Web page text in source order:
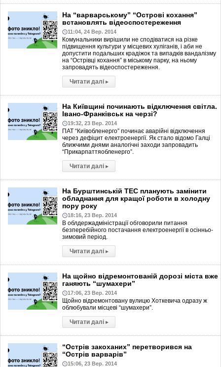
На “варварському” “Острові кохання”
встановлять відеоспостереження
11:04, 24 Вер. 2014
Комунальники вирішили не сподіватися на різке
підвищення культури у місцевих хуліганів, і аби не
допустити подальших крадіжок та випадків вандалізму
на “Острівці кохання” в міському парку, на ньому
запровадять відеоспостереження.
Читати далі ▸
На Київщині починають відключення світла.
Івано-Франківськ на черзі?
19:32, 23 Вер. 2014
ПАТ “Київобленерго” починає аварійні відключення
через дефіцит електроенергії. Як стало відомо Галці
ближчими днями аналогічні заходи запровадить
“Прикарпаттяобленерго”.
Читати далі ▸
На Бурштинській ТЕС планують замінити
обладнання для кращої роботи в холодну
пору року
18:16, 23 Вер. 2014
В облдержадміністрації обговорили питання
безперебійного постачання електроенергії в осінньо-
зимовий період.
Читати далі ▸
На щойно відремонтованій дорозі міста вже
ганяють “шумахери”
17:06, 23 Вер. 2014
Щойно відремонтовану вулицю Хоткевича одразу ж
облюбували місцеві “шумахери”.
Читати далі ▸
“Острів закоханих” перетворився на
“Острів варварів”
15:06, 23 Вер. 2014